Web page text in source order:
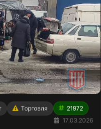
Торговля
21972
17.03.2026